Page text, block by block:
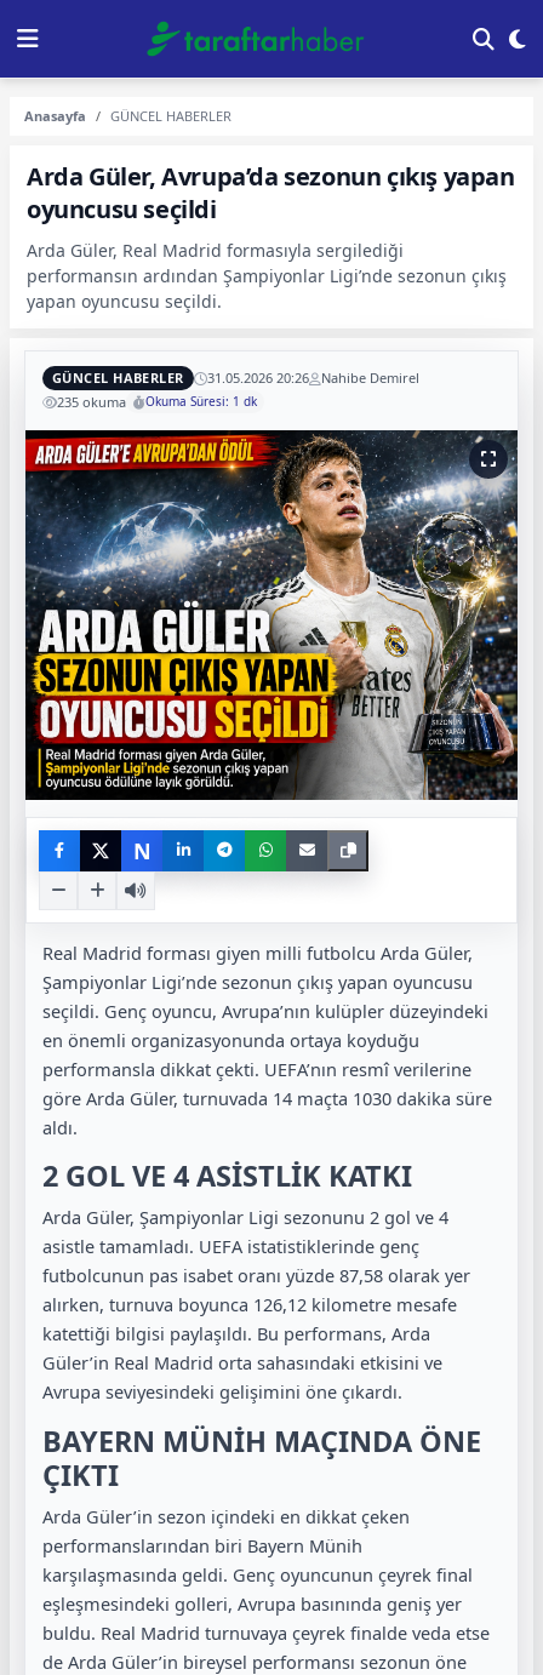
Anasayfa GÜNCEL HABERLER
Arda Güler, Avrupa’da sezonun çıkış yapan
oyuncusu seçildi
Arda Güler, Real Madrid formasıyla sergilediği
performansın ardından Şampiyonlar Ligi’nde sezonun çıkış
yapan oyuncusu seçildi.
GÜNCEL HABERLER 31.05.2026 20:26
Nahibe Demirel
235 okuma
Okuma Süresi: 1 dk
N
Real Madrid forması giyen milli futbolcu Arda Güler,
Şampiyonlar Ligi’nde sezonun çıkış yapan oyuncusu
seçildi. Genç oyuncu, Avrupa’nın kulüpler düzeyindeki
en önemli organizasyonunda ortaya koyduğu
performansla dikkat çekti. UEFA’nın resmî verilerine
göre Arda Güler, turnuvada 14 maçta 1030 dakika süre
aldı.
2 GOL VE 4 ASİSTLİK KATKI
Arda Güler, Şampiyonlar Ligi sezonunu 2 gol ve 4
asistle tamamladı. UEFA istatistiklerinde genç
futbolcunun pas isabet oranı yüzde 87,58 olarak yer
alırken, turnuva boyunca 126,12 kilometre mesafe
katettiği bilgisi paylaşıldı. Bu performans, Arda
Güler’in Real Madrid orta sahasındaki etkisini ve
Avrupa seviyesindeki gelişimini öne çıkardı.
BAYERN MÜNİH MAÇINDA ÖNE
ÇIKTI
Arda Güler’in sezon içindeki en dikkat çeken
performanslarından biri Bayern Münih
karşılaşmasında geldi. Genç oyuncunun çeyrek final
eşleşmesindeki golleri, Avrupa basınında geniş yer
buldu. Real Madrid turnuvaya çeyrek finalde veda etse
de Arda Güler’in bireysel performansı sezonun öne